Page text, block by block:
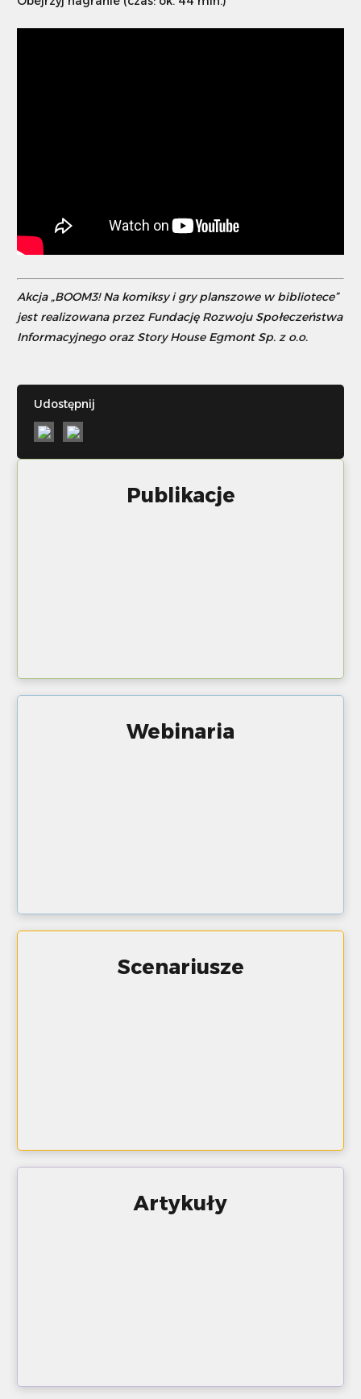
Akcja „BOOM3! Na komiksy i gry planszowe w bibliotece”
jest realizowana przez Fundację Rozwoju Społeczeństwa
Informacyjnego oraz Story House Egmont Sp. z o.o.
Udostępnij
Publikacje
Webinaria
Scenariusze
Artykuły